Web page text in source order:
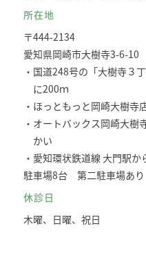
所在地
〒444-2134
愛知県岡崎市大樹寺3-6-10
・国道248号の「大樹寺３
に200ｍ
・ほっともっと岡崎大樹寺
・オートバックス岡崎大樹
かい
・愛知環状鉄道線 大門駅
駐車場8台 第二駐車場あり
休診日
木曜、日曜、祝日